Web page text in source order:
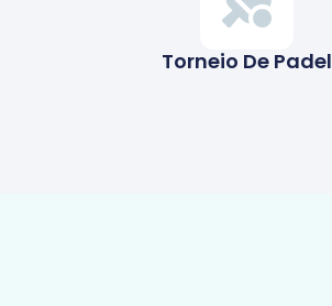
Torneio De Padel